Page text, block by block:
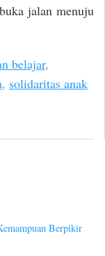
jalan menuju
belajar,
, solidaritas anak
Berpikir